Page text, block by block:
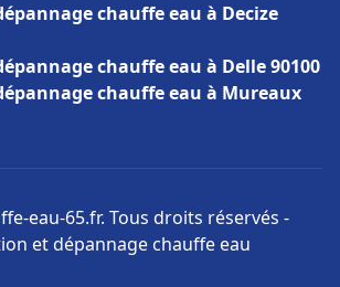
chauffe eau à Decize
chauffe eau à Delle 90100
chauffe eau à Mureaux
eau-65.fr. Tous droits réservés -
et dépannage chauffe eau